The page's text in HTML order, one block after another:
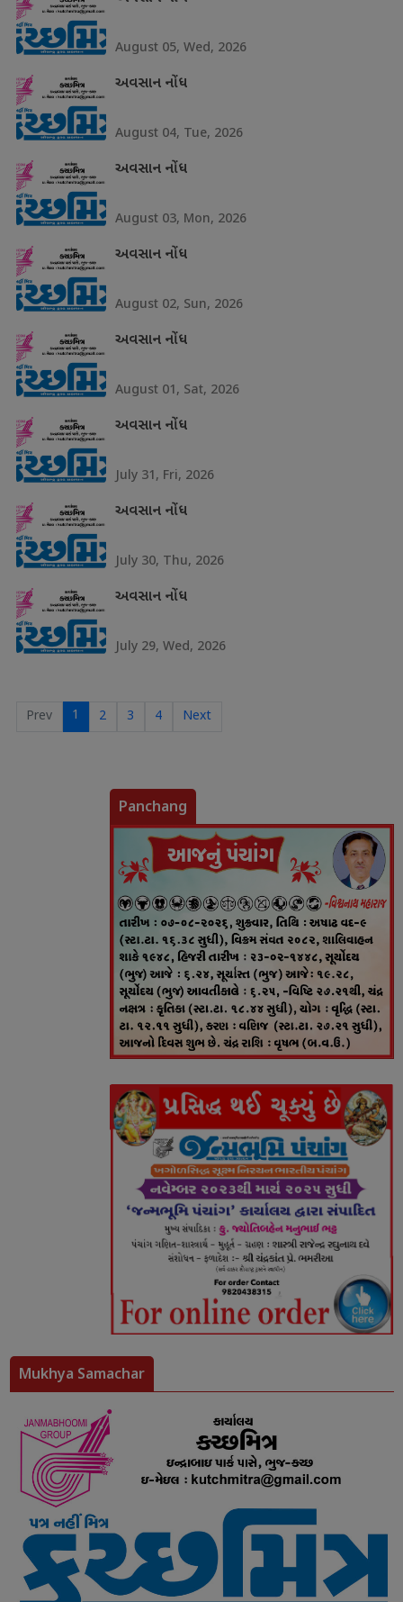
August 05, Wed, 2026
અવસાન નોંધ
August 04, Tue, 2026
અવસાન નોંધ
August 03, Mon, 2026
અવસાન નોંધ
August 02, Sun, 2026
અવસાન નોંધ
August 01, Sat, 2026
અવસાન નોંધ
July 31, Fri, 2026
અવસાન નોંધ
July 30, Thu, 2026
અવસાન નોંધ
July 29, Wed, 2026
Prev 1 2 3 4 Next
Panchang
Mukhya Samachar